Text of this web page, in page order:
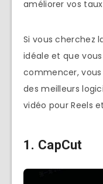
améliorer vos
Si vous cherchez
idéale et que
commencer,
des meilleurs
vidéo pour Reels
1. CapCut